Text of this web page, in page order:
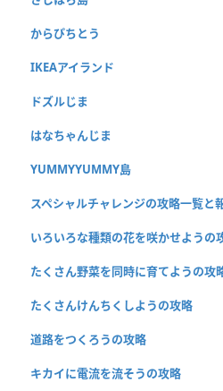
からぴちとう
IKEAアイランド
ドズルじま
はなちゃんじま
YUMMYYUMMY島
スペシャルチャレンジの攻略一覧と
いろいろな種類の花を咲かせようの
たくさん野菜を同時に育てようの攻
たくさんけんちくしようの攻略
道路をつくろうの攻略
キカイに電流を流そうの攻略